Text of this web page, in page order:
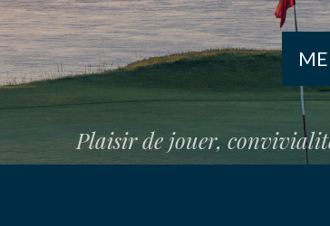
Plaisir de jouer,